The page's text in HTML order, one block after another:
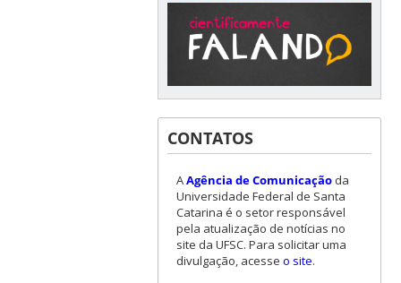
CONTATOS
AAgência de Comunicaçãoda
Universidade Federal de Santa
Catarina é o setor responsável
pela atualização de notícias no
site da UFSC. Para solicitar uma
divulgação, acesse o site.